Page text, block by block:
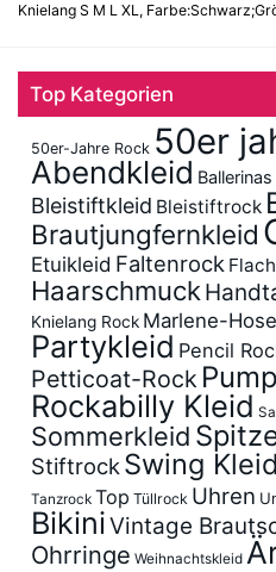
Knielang S M L XL,
Top Kategorien
50er-Jahre Rock 50er
Abendkleid Ballerinas
Bleistiftkleid Bleistiftrock
Brautjungfernkleid
Etuikleid Faltenrock
Haarschmuck
Knielang Rock Marlene-Hose
Partykleid Pencil
Petticoat-Rock
Rockabilly Kleid
Sommerkleid
Stiftrock Swing Kleid
Tanzrock Top Tüllrock Uhren
BikiniVintage
Ohrringe Weihnachtskleid